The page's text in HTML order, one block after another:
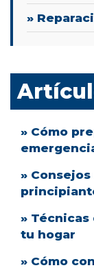
»
» Cómo
»
»
tu hogar
» Cómo